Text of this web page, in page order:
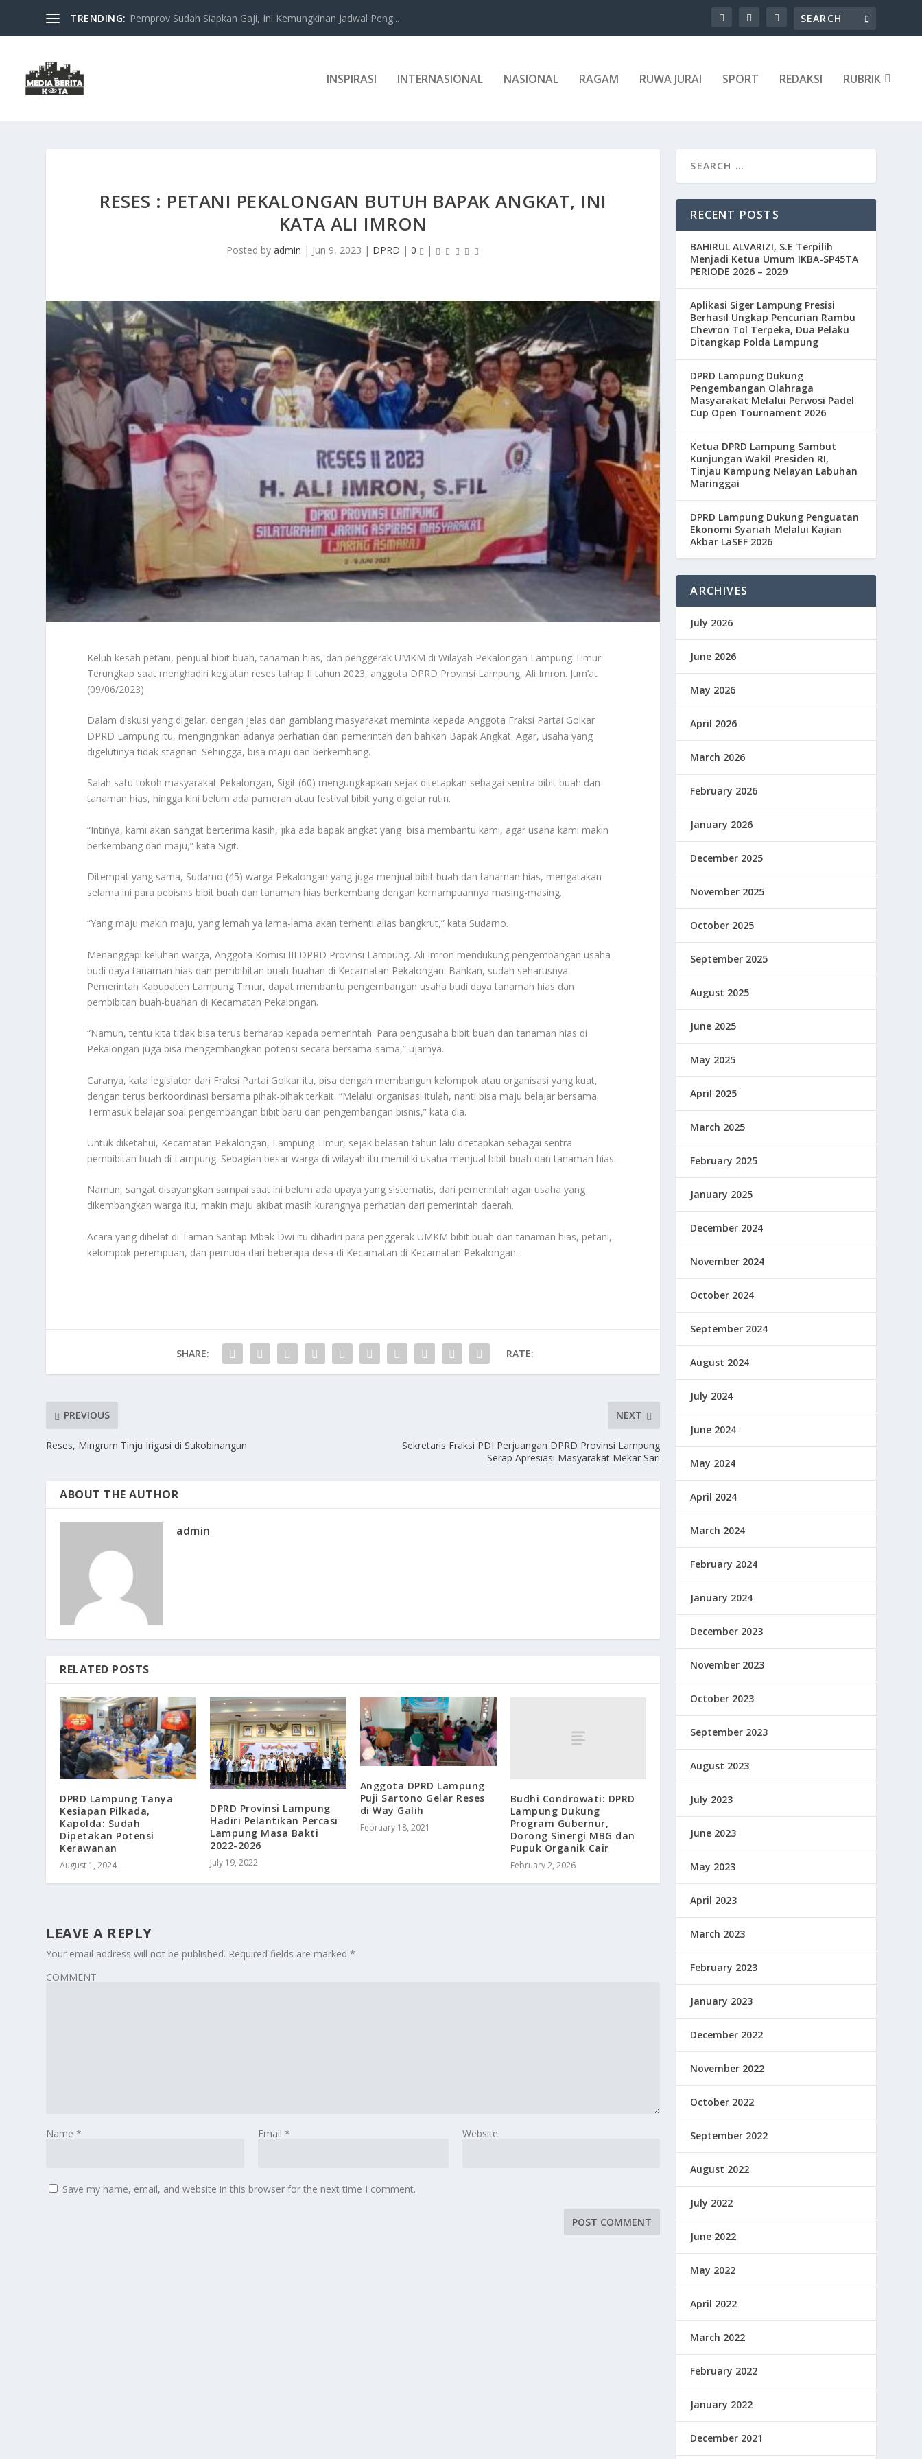
TRENDING: Pemprov Sudah Siapkan Gaji, Ini Kemungkinan Jadwal Peng...
INSPIRASI INTERNASIONAL NASIONAL RAGAM RUWA JURAI SPORT REDAKSI RUBRIK
RESES : PETANI PEKALONGAN BUTUH BAPAK ANGKAT, INI
KATA ALI IMRON
Posted by admin | Jun 9, 2023 | DPRD | 0 |
Keluh kesah petani, penjual bibit buah, tanaman hias, dan penggerak UMKM di Wilayah Pekalongan Lampung Timur.
Terungkap saat menghadiri kegiatan reses tahap II tahun 2023, anggota DPRD Provinsi Lampung, Ali Imron. Jum’at
(09/06/2023).
Dalam diskusi yang digelar, dengan jelas dan gamblang masyarakat meminta kepada Anggota Fraksi Partai Golkar
DPRD Lampung itu, menginginkan adanya perhatian dari pemerintah dan bahkan Bapak Angkat. Agar, usaha yang
digelutinya tidak stagnan. Sehingga, bisa maju dan berkembang.
Salah satu tokoh masyarakat Pekalongan, Sigit (60) mengungkapkan sejak ditetapkan sebagai sentra bibit buah dan
tanaman hias, hingga kini belum ada pameran atau festival bibit yang digelar rutin.
“Intinya, kami akan sangat berterima kasih, jika ada bapak angkat yang bisa membantu kami, agar usaha kami makin
berkembang dan maju,” kata Sigit.
Ditempat yang sama, Sudarno (45) warga Pekalongan yang juga menjual bibit buah dan tanaman hias, mengatakan
selama ini para pebisnis bibit buah dan tanaman hias berkembang dengan kemampuannya masing-masing.
“Yang maju makin maju, yang lemah ya lama-lama akan terhenti alias bangkrut,” kata Sudarno.
Menanggapi keluhan warga, Anggota Komisi III DPRD Provinsi Lampung, Ali Imron mendukung pengembangan usaha
budi daya tanaman hias dan pembibitan buah-buahan di Kecamatan Pekalongan. Bahkan, sudah seharusnya
Pemerintah Kabupaten Lampung Timur, dapat membantu pengembangan usaha budi daya tanaman hias dan
pembibitan buah-buahan di Kecamatan Pekalongan.
“Namun, tentu kita tidak bisa terus berharap kepada pemerintah. Para pengusaha bibit buah dan tanaman hias di
Pekalongan juga bisa mengembangkan potensi secara bersama-sama,” ujarnya.
Caranya, kata legislator dari Fraksi Partai Golkar itu, bisa dengan membangun kelompok atau organisasi yang kuat,
dengan terus berkoordinasi bersama pihak-pihak terkait. “Melalui organisasi itulah, nanti bisa maju belajar bersama.
Termasuk belajar soal pengembangan bibit baru dan pengembangan bisnis,” kata dia.
Untuk diketahui, Kecamatan Pekalongan, Lampung Timur, sejak belasan tahun lalu ditetapkan sebagai sentra
pembibitan buah di Lampung. Sebagian besar warga di wilayah itu memiliki usaha menjual bibit buah dan tanaman hias.
Namun, sangat disayangkan sampai saat ini belum ada upaya yang sistematis, dari pemerintah agar usaha yang
dikembangkan warga itu, makin maju akibat masih kurangnya perhatian dari pemerintah daerah.
Acara yang dihelat di Taman Santap Mbak Dwi itu dihadiri para penggerak UMKM bibit buah dan tanaman hias, petani,
kelompok perempuan, dan pemuda dari beberapa desa di Kecamatan di Kecamatan Pekalongan.
SHARE: RATE:
PREVIOUS
Reses, Mingrum Tinju Irigasi di Sukobinangun
NEXT
Sekretaris Fraksi PDI Perjuangan DPRD Provinsi Lampung
Serap Apresiasi Masyarakat Mekar Sari
ABOUT THE AUTHOR
admin
RELATED POSTS
DPRD Lampung Tanya
Kesiapan Pilkada,
Kapolda: Sudah
Dipetakan Potensi
Kerawanan
August 1, 2024
DPRD Provinsi Lampung
Hadiri Pelantikan Percasi
Lampung Masa Bakti
2022-2026
July 19, 2022
Anggota DPRD Lampung
Puji Sartono Gelar Reses
di Way Galih
February 18, 2021
Budhi Condrowati: DPRD
Lampung Dukung
Program Gubernur,
Dorong Sinergi MBG dan
Pupuk Organik Cair
February 2, 2026
LEAVE A REPLY
Your email address will not be published. Required fields are marked*
COMMENT
Name* Email * Website
Save my name, email, and website in this browser for the next time I comment.
RECENT POSTS
BAHIRUL ALVARIZI, S.E Terpilih
Menjadi Ketua Umum IKBA-SP45TA
PERIODE 2026 – 2029
Aplikasi Siger Lampung Presisi
Berhasil Ungkap Pencurian Rambu
Chevron Tol Terpeka, Dua Pelaku
Ditangkap Polda Lampung
DPRD Lampung Dukung
Pengembangan Olahraga
Masyarakat Melalui Perwosi Padel
Cup Open Tournament 2026
Ketua DPRD Lampung Sambut
Kunjungan Wakil Presiden RI,
Tinjau Kampung Nelayan Labuhan
Maringgai
DPRD Lampung Dukung Penguatan
Ekonomi Syariah Melalui Kajian
Akbar LaSEF 2026
ARCHIVES
July 2026
June 2026
May 2026
April 2026
March 2026
February 2026
January 2026
December 2025
November 2025
October 2025
September 2025
August 2025
June 2025
May 2025
April 2025
March 2025
February 2025
January 2025
December 2024
November 2024
October 2024
September 2024
August 2024
July 2024
June 2024
May 2024
April 2024
March 2024
February 2024
January 2024
December 2023
November 2023
October 2023
September 2023
August 2023
July 2023
June 2023
May 2023
April 2023
March 2023
February 2023
January 2023
December 2022
November 2022
October 2022
September 2022
August 2022
July 2022
June 2022
May 2022
April 2022
March 2022
February 2022
January 2022
December 2021